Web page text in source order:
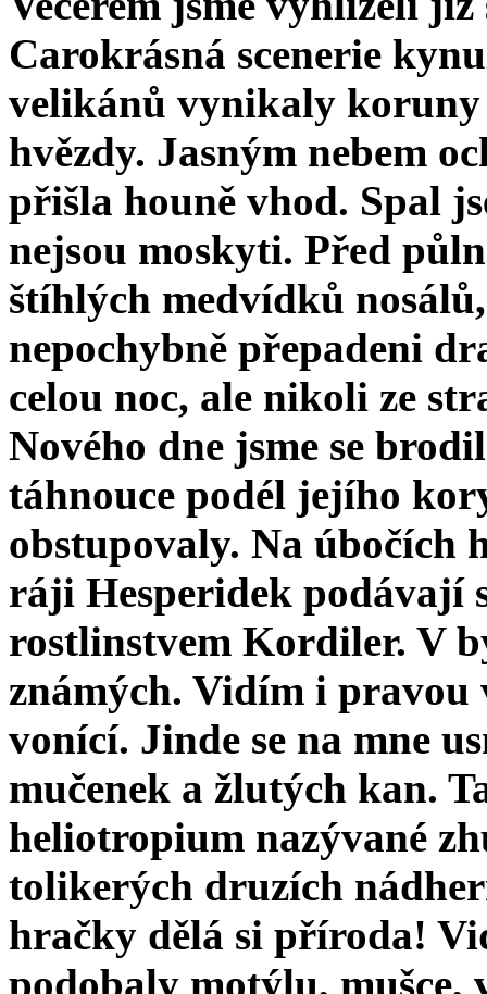
Carokrásná scenerie
velikánů vynikaly
hvězdy. Jasným nebem
přišla houně vhod. Spal
nejsou moskyti. Před
štíhlých medvídků
nepochybně přepadeni
celou noc, ale nikoli ze
Nového dne jsme se
táhnouce podél jejího
obstupovaly. Na úbočích
ráji Hesperidek podávají
rostlinstvem Kordiler. V
známých. Vidím i
vonící. Jinde se na mne
mučenek a žlutých kan.
heliotropium nazývané
tolikerých dru­zích
hračky dělá si příroda!
podobaly motýlu, mušce,